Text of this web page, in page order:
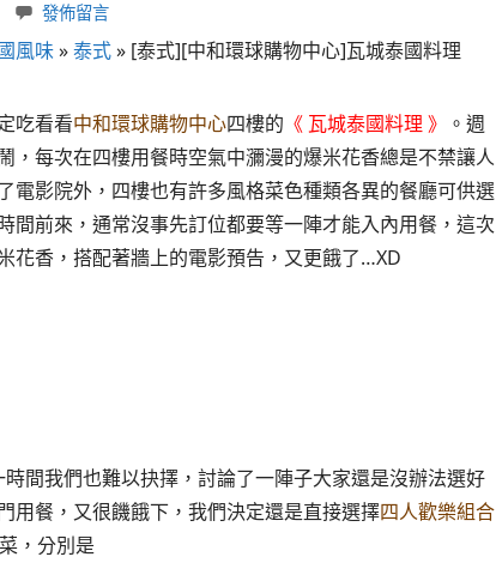
發佈留言
風味»泰式» [泰式][中和環球購物中心]瓦城泰國料理
吃看看中和環球購物中心四樓的 《 瓦城泰國料理 》 。週
，每次在四樓用餐時空氣中瀰漫的爆米花香總是不禁讓人
電影院外，四樓也有許多風格菜色種類各異的餐廳可供選
間前來，通常沒事先訂位都要等一陣才能入內用餐，這次
花香，搭配著牆上的電影預告，又更餓了…XD
間我們也難以抉擇，討論了一陣子大家還是沒辦法選好
用餐，又很饑餓下，我們決定還是直接選擇四人歡樂組合
，分別是